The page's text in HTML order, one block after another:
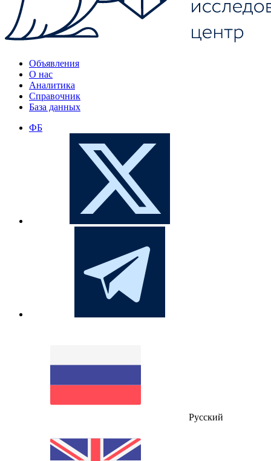
Объявления
О нас
Аналитика
Справочник
База данных
ФБ
Русский